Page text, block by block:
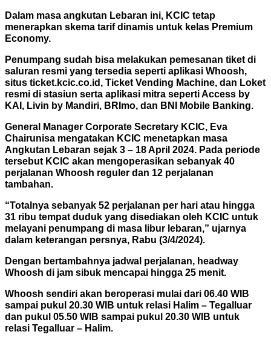
Dalam masa angkutan Lebaran ini, KCIC tetap
menerapkan skema tarif dinamis untuk kelas Premium
Economy.
Penumpang sudah bisa melakukan pemesanan tiket di
saluran resmi yang tersedia seperti aplikasi Whoosh,
situs ticket.kcic.co.id, Ticket Vending Machine, dan Loket
resmi di stasiun serta aplikasi mitra seperti Access by
KAI, Livin by Mandiri, BRImo, dan BNI Mobile Banking.
General Manager Corporate Secretary KCIC, Eva
Chairunisa mengatakan KCIC menetapkan masa
Angkutan Lebaran sejak 3 – 18 April 2024. Pada periode
tersebut KCIC akan mengoperasikan sebanyak 40
perjalanan Whoosh reguler dan 12 perjalanan
tambahan.
“Totalnya sebanyak 52 perjalanan per hari atau hingga
31 ribu tempat duduk yang disediakan oleh KCIC untuk
melayani penumpang di masa libur lebaran,” ujarnya
dalam keterangan persnya, Rabu (3/4/2024).
Dengan bertambahnya jadwal perjalanan, headway
Whoosh di jam sibuk mencapai hingga 25 menit.
Whoosh sendiri akan beroperasi mulai dari 06.40 WIB
sampai pukul 20.30 WIB untuk relasi Halim – Tegalluar
dan pukul 05.50 WIB sampai pukul 20.30 WIB untuk
relasi Tegalluar – Halim.